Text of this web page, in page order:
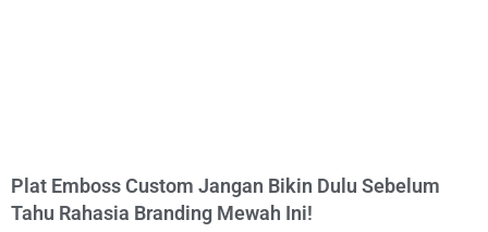
Plat Emboss Custom Jangan Bikin Dulu Sebelum
Tahu Rahasia Branding Mewah Ini!